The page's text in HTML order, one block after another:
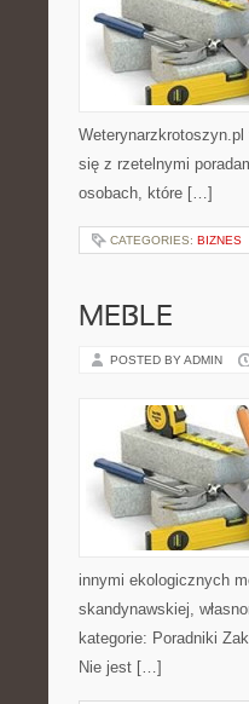
się z rzetelnymi
osobach, które […]
CATEGORIES: BIZNES
MEBLE
POSTED BY ADMIN
innymi ekologicznych
skandynawskiej,
kategorie: Poradniki
Nie jest […]